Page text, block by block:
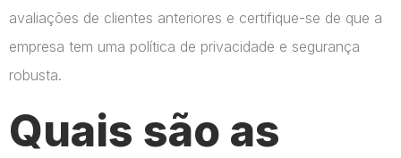
avaliações de clientes anteriores e certifique-se de que a
empresa tem uma política de privacidade e segurança
robusta.
Quais são as